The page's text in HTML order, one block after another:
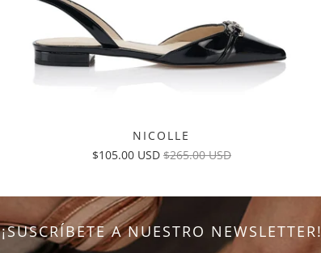
NICOLLE
$105.00 USD $265.00 USD
¡SUSCRÍBETE A NUESTRO NEWSLETTER!